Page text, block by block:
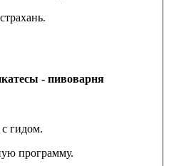
- пивоварня
гидом.
программу.